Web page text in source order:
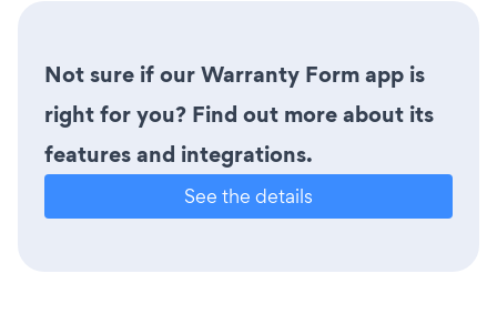
Not sure if our Warranty Form app is
right for you? Find out more about its
features and integrations.
See the details